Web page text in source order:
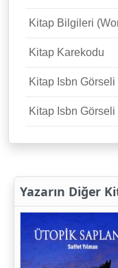
Kitap Bilgileri
Kitap Karekodu
Kitap Isbn Görseli
Kitap Isbn Görseli
Yazarın Diğer